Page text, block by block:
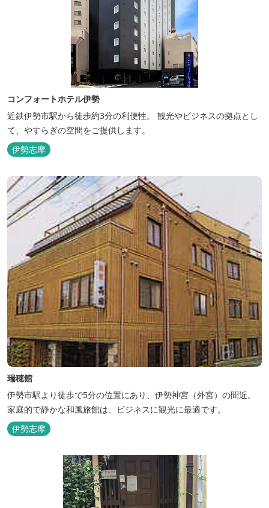
コンフォートホテル伊勢
近鉄伊勢市駅から徒歩約3分の利便性。 観光やビジネスの拠点とし
て、やすらぎの空間をご提供します。
伊勢志摩
瑞穂館
伊勢市駅より徒歩で5分の位置にあり、伊勢神宮（外宮）の間近。
家庭的で静かな和風旅館は、ビジネスに観光に最適です。
伊勢志摩